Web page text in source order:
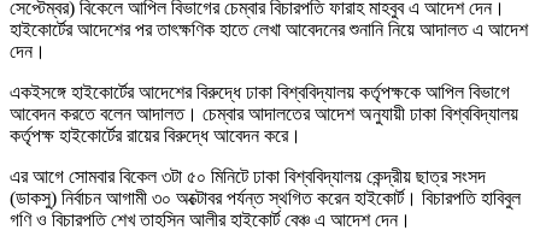
সেপ্টেম্বর) বিকেলে আপিল বিভাগের চেম্বার বিচারপতি ফারাহ মাহবুব এ আদেশ দেন।
হাইকোর্টের আদেশের পর তাৎক্ষণিক হাতে লেখা আবেদনের শুনানি নিয়ে আদালত এ আদেশ
দেন।
একইসঙ্গে হাইকোর্টের আদেশের বিরুদ্ধে ঢাকা বিশ্ববিদ্যালয় কর্তৃপক্ষকে আপিল বিভাগে
আবেদন করতে বলেন আদালত। চেম্বার আদালতের আদেশ অনুযায়ী ঢাকা বিশ্ববিদ্যালয়
কর্তৃপক্ষ হাইকোর্টের রায়ের বিরুদ্ধে আবেদন করে।
এর আগে সোমবার বিকেল ৩টা ৫০ মিনিটে ঢাকা বিশ্ববিদ্যালয় কেন্দ্রীয় ছাত্র সংসদ
(ডাকসু) নির্বাচন আগামী ৩০ অক্টোবর পর্যন্ত স্থগিত করেন হাইকোর্ট। বিচারপতি হাবিবুল
গণি ও বিচারপতি শেখ তাহসিন আলীর হাইকোর্ট বেঞ্চ এ আদেশ দেন।